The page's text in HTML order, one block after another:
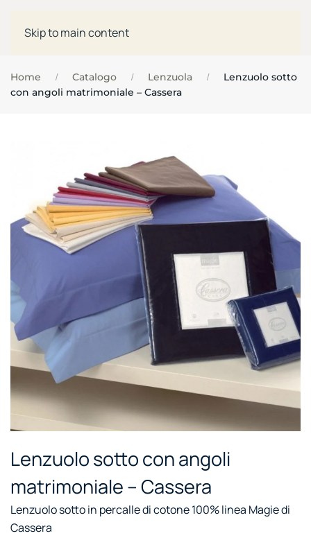
Skip to main content
Home Catalogo Lenzuola
Lenzuolo sotto
con angoli matrimoniale – Cassera
Lenzuolo sotto con angoli
matrimoniale – Cassera
Lenzuolo sotto in percalle di cotone 100% linea Magie di
Cassera